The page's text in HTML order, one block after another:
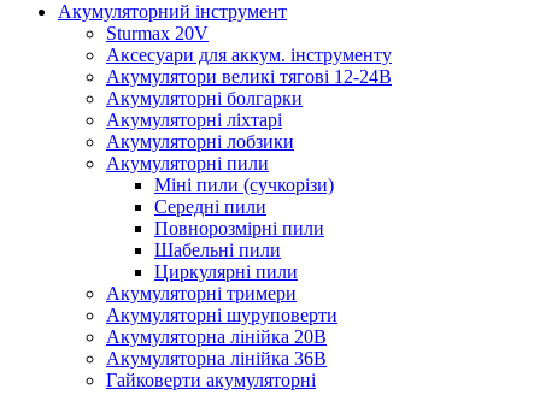
Акумуляторний інструмент
Sturmax 20V
Аксесуари для аккум. інструменту
Акумулятори великі тягові 12-24В
Акумуляторні болгарки
Акумуляторні ліхтарі
Акумуляторні лобзики
Акумуляторні пили
Міні пили (сучкорізи)
Середні пили
Повнорозмірні пили
Шабельні пили
Циркулярні пили
Акумуляторні тримери
Акумуляторні шуруповерти
Акумуляторна лінійка 20В
Акумуляторна лінійка 36В
Гайковерти акумуляторні